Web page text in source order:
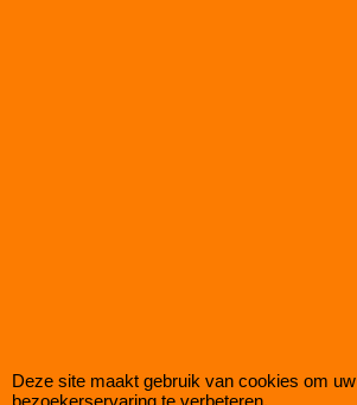
Deze site maakt gebruik van cookies om uw
bezoekerservaring te verbeteren.